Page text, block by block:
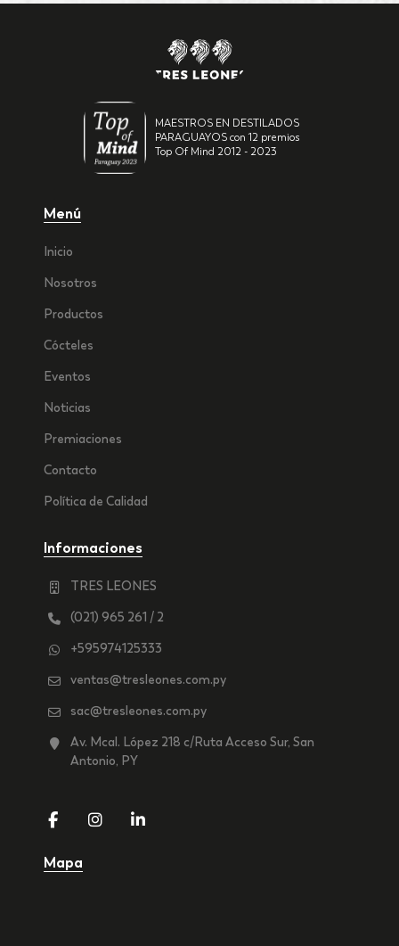
MAESTROS EN DESTILADOS
PARAGUAYOS con 12 premios
Top Of Mind 2012 - 2023
Menú
Inicio
Nosotros
Productos
Cócteles
Eventos
Noticias
Premiaciones
Contacto
Política de Calidad
Informaciones
TRES LEONES
(021) 965 261 / 2
+595974125333
ventas@tresleones.com.py
sac@tresleones.com.py
Av. Mcal. López 218 c/Ruta Acceso Sur, San
Antonio, PY
Mapa